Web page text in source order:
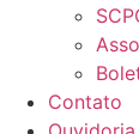
Contato